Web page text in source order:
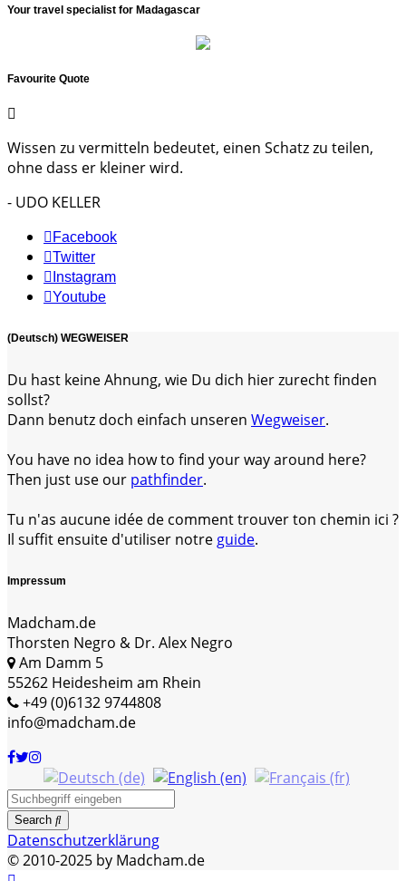
Your travel specialist for Madagascar
Favourite Quote
Wissen zu vermitteln bedeutet, einen Schatz zu teilen,
ohne dass er kleiner wird.
- UDO KELLER
Facebook
Twitter
Instagram
Youtube
(Deutsch) WEGWEISER
Du hast keine Ahnung, wie Du dich hier zurecht finden
sollst?
Dann benutz doch einfach unseren Wegweiser.
You have no idea how to find your way around here?
Then just use our pathfinder.
Tu n'as aucune idée de comment trouver ton chemin ici ?
Il suffit ensuite d'utiliser notre guide.
Impressum
Madcham.de
Thorsten Negro & Dr. Alex Negro
Am Damm 5
55262 Heidesheim am Rhein
+49 (0)6132 9744808
info@madcham.de
Search
Datenschutzerklärung
© 2010-2025 by Madcham.de